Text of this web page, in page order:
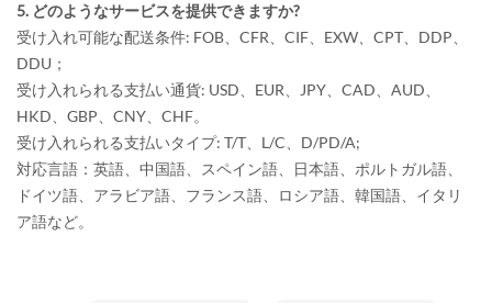
5. どのようなサービスを提供できますか?
受け入れ可能な配送条件: FOB、CFR、CIF、EXW、CPT、DDP、
DDU；
受け入れられる支払い通貨: USD、EUR、JPY、CAD、AUD、
HKD、GBP、CNY、CHF。
受け入れられる支払いタイプ: T/T、L/C、D/PD/A;
対応言語：英語、中国語、スペイン語、日本語、ポルトガル語、
ドイツ語、アラビア語、フランス語、ロシア語、韓国語、イタリ
ア語など。